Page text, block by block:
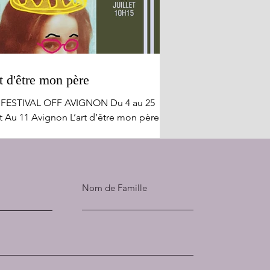
d'être mon père
OFF AVIGNON Du 4 au 25
Au 11 Avignon L’art d’être mon père
tout autant qu'elle amusera. Julie
Nom de Famille